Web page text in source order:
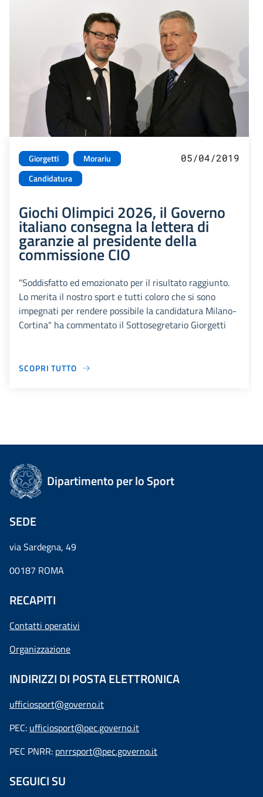
Giorgetti
Morariu
Candidatura
05/04/2019
Giochi Olimpici 2026, il Governo
italiano consegna la lettera di
garanzie al presidente della
commissione CIO
“Soddisfatto ed emozionato per il risultato raggiunto.
Lo merita il nostro sport e tutti coloro che si sono
impegnati per rendere possibile la candidatura Milano-
Cortina" ha commentato il Sottosegretario Giorgetti
SCOPRI TUTTO
Dipartimento per lo Sport
SEDE
via Sardegna, 49
00187 ROMA
RECAPITI
Contatti operativi
Organizzazione
INDIRIZZI DI POSTA ELETTRONICA
ufficiosport@governo.it
PEC: ufficiosport@pec.governo.it
PEC PNRR: pnrrsport@pec.governo.it
SEGUICI SU